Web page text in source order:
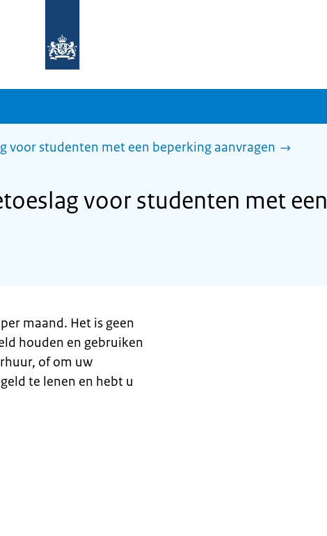
homepage
sdg.rijksoverheid.nl
voor studenten met een beperking aanvragen
voor studenten met een
maand. Het is geen
houden en gebruiken
of om uw
te lenen en hebt u